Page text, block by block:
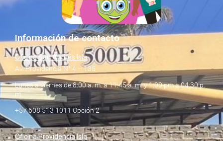
Información de contacto
Oficina San Andrés Isla
Av. Providencia N° 4 – 135
Lunes a viernes de 8:00 a. m. a 11:45 a. m. y 1:00 pm a 04:30 p.
m.
+57 608 513 1011 Opción 2
Oficina Providencia Isla